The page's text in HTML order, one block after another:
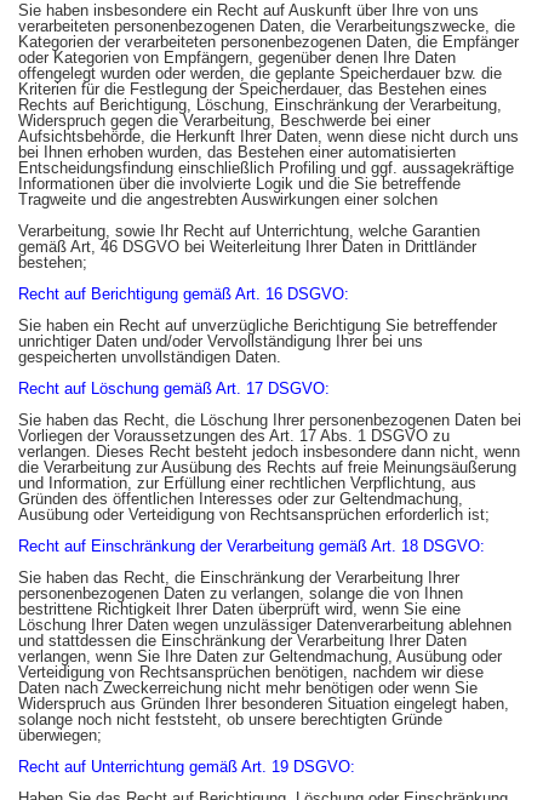
Sie haben insbesondere ein Recht auf Auskunft über Ihre von uns
verarbeiteten personenbezogenen Daten, die Verarbeitungszwecke, die
Kategorien der verarbeiteten personenbezogenen Daten, die Empfänger
oder Kategorien von Empfängern, gegenüber denen Ihre Daten
offengelegt wurden oder werden, die geplante Speicherdauer bzw. die
Kriterien für die Festlegung der Speicherdauer, das Bestehen eines
Rechts auf Berichtigung, Löschung, Einschränkung der Verarbeitung,
Widerspruch gegen die Verarbeitung, Beschwerde bei einer
Aufsichtsbehörde, die Herkunft Ihrer Daten, wenn diese nicht durch uns
bei Ihnen erhoben wurden, das Bestehen einer automatisierten
Entscheidungsfindung einschließlich Profiling und ggf. aussagekräftige
Informationen über die involvierte Logik und die Sie betreffende
Tragweite und die angestrebten Auswirkungen einer solchen
Verarbeitung, sowie Ihr Recht auf Unterrichtung, welche Garantien
gemäß Art, 46 DSGVO bei Weiterleitung Ihrer Daten in Drittländer
bestehen;
Recht auf Berichtigung gemäß Art. 16 DSGVO:
Sie haben ein Recht auf unverzügliche Berichtigung Sie betreffender
unrichtiger Daten und/oder Vervollständigung Ihrer bei uns
gespeicherten unvollständigen Daten.
Recht auf Löschung gemäß Art. 17 DSGVO:
Sie haben das Recht, die Löschung Ihrer personenbezogenen Daten bei
Vorliegen der Voraussetzungen des Art. 17 Abs. 1 DSGVO zu
verlangen. Dieses Recht besteht jedoch insbesondere dann nicht, wenn
die Verarbeitung zur Ausübung des Rechts auf freie Meinungsäußerung
und Information, zur Erfüllung einer rechtlichen Verpflichtung, aus
Gründen des öffentlichen Interesses oder zur Geltendmachung,
Ausübung oder Verteidigung von Rechtsansprüchen erforderlich ist;
Recht auf Einschränkung der Verarbeitung gemäß Art. 18 DSGVO:
Sie haben das Recht, die Einschränkung der Verarbeitung Ihrer
personenbezogenen Daten zu verlangen, solange die von Ihnen
bestrittene Richtigkeit Ihrer Daten überprüft wird, wenn Sie eine
Löschung Ihrer Daten wegen unzulässiger Datenverarbeitung ablehnen
und stattdessen die Einschränkung der Verarbeitung Ihrer Daten
verlangen, wenn Sie Ihre Daten zur Geltendmachung, Ausübung oder
Verteidigung von Rechtsansprüchen benötigen, nachdem wir diese
Daten nach Zweckerreichung nicht mehr benötigen oder wenn Sie
Widerspruch aus Gründen Ihrer besonderen Situation eingelegt haben,
solange noch nicht feststeht, ob unsere berechtigten Gründe
überwiegen;
Recht auf Unterrichtung gemäß Art. 19 DSGVO: